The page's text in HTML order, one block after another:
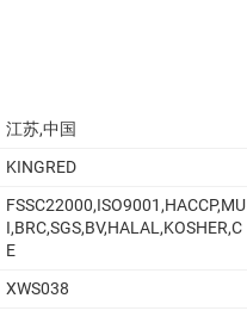
江苏,中国
KINGRED
FSSC22000,ISO9001,HACCP,MU
I,BRC,SGS,BV,HALAL,KOSHER,C
E
XWS038